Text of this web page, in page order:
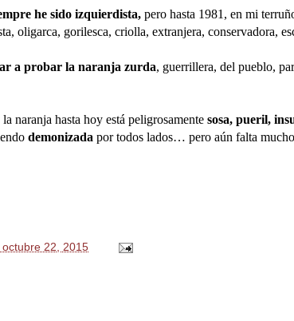
he sido izquierdista, pero hasta 1981, en mi
oligarca, gorilesca, criolla, extranjera, conservadora,
a probar la naranja zurda, guerrillera, del pueblo,
naranja hasta hoy está peligrosamente sosa, pueril,
demonizada por todos lados… pero aún falta
octubre 22, 2015